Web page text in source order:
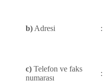
b) Adresi :
c) Telefon ve faks
numarası
: